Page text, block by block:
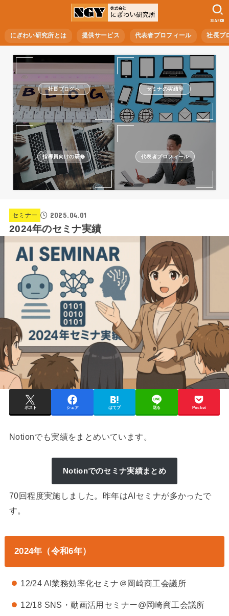
にぎわい研究所とは 提供サービス 代表者プロフィール 社長ブ
SEARCH
社長ブログへ セミナの実績等
指導員向けの研修 代表者プロフィール
セミナー 2025.04.01
2024年のセミナ実績
ポスト シェア はてブ 送る Pocket
Notionでも実績をまとめいています。
Notionでのセミナ実績まとめ
70回程度実施しました。昨年はAIセミナが多かったで
す。
2024年（令和6年）
12/24 AI業務効率化セミナ＠岡崎商工会議所
12/18 SNS・動画活用セミナー@岡崎商工会議所